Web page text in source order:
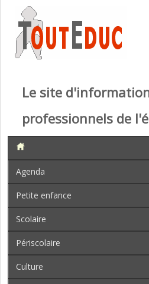
Le site
professionnels de
Agenda
Petite enfance
Scolaire
Périscolaire
Culture